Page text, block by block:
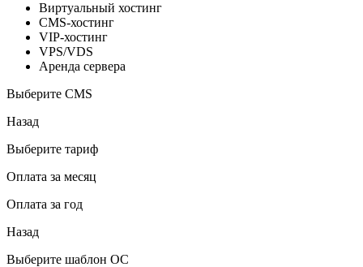
Виртуальный хостинг
CMS-хостинг
VIP-хостинг
VPS/VDS
Аренда сервера
Выберите CMS
Назад
Выберите тариф
Оплата за месяц
Оплата за год
Назад
Выберите шаблон ОС